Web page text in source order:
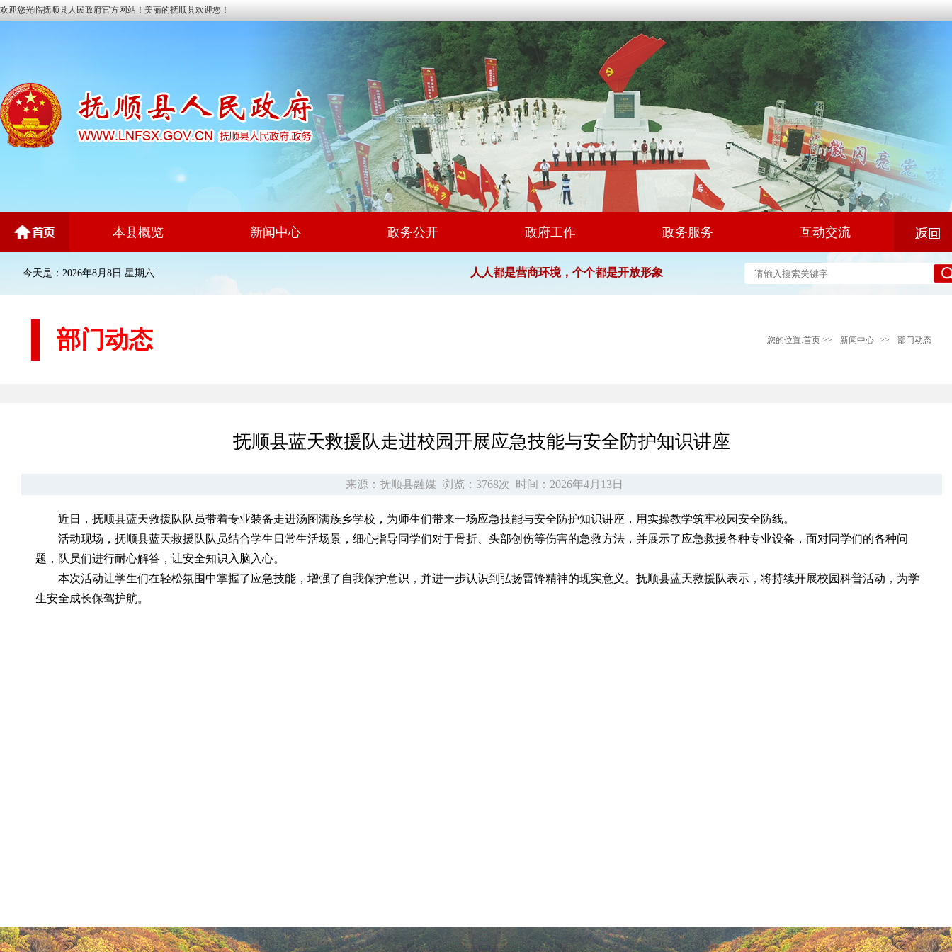
欢迎您光临抚顺县人民政府官方网站！美丽的抚顺县欢迎您！
本县概览 新闻中心 政务公开 政府工作 政务服务 互动交流
今天是：2026年8月8日 星期六 人人都是营商环境，个个都是开放形象
部门动态 您的位置:首页 >> 新闻中心 >> 部门动态
抚顺县蓝天救援队走进校园开展应急技能与安全防护知识讲座
来源：抚顺县融媒 浏览：3768次 时间：2026年4月13日
近日，抚顺县蓝天救援队队员带着专业装备走进汤图满族乡学校，为师生们带来一场应急技能与安全防护知识讲座，用实操教学筑牢校园安全防线。
活动现场，抚顺县蓝天救援队队员结合学生日常生活场景，细心指导同学们对于骨折、头部创伤等伤害的急救方法，并展示了应急救援各种专业设备，面对同学们的各种问
题，队员们进行耐心解答，让安全知识入脑入心。
本次活动让学生们在轻松氛围中掌握了应急技能，增强了自我保护意识，并进一步认识到弘扬雷锋精神的现实意义。抚顺县蓝天救援队表示，将持续开展校园科普活动，为学
生安全成长保驾护航。